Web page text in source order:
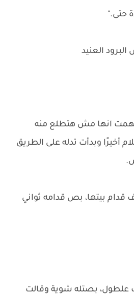
حتى."
العنيد
انها مش هتطلع منه
أخيرًا وبدأت تدله على الطريق
قدام بيتها، بص قدامه ثواني
بصتله شوية وقالت